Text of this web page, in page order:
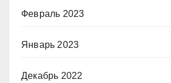
Февраль 2023
Январь 2023
Декабрь 2022